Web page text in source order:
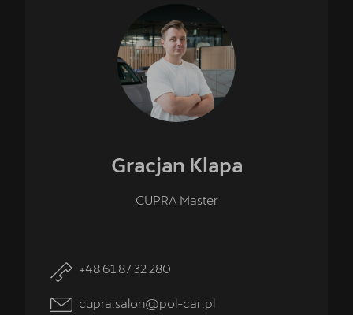
Gracjan Klapa
CUPRA Master
+48 61 87 32 280
cupra.salon@pol-car.pl